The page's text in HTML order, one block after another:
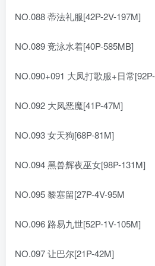
NO.088 蒂法礼服[42P-2V-197M]
NO.089 竞泳水着[40P-585MB]
NO.090+091 大凤打歌服+日常
NO.092 大凤恶魔[41P-47M]
NO.093 女天狗[68P-81M]
NO.094 黑兽辉夜巫女[98P-131M]
NO.095 黎塞留[27P-4V-95M
NO.096 路易九世[52P-1V-105M]
NO.097 让巴尔[21P-42M]